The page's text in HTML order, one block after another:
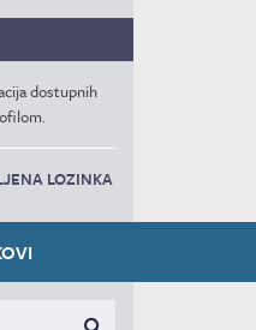
dostupnih
LOZINKA